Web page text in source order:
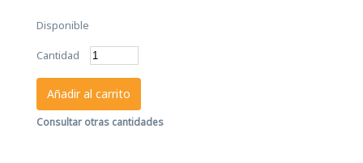
Disponible
Cantidad
Añadir al carrito
Consultar otras cantidades